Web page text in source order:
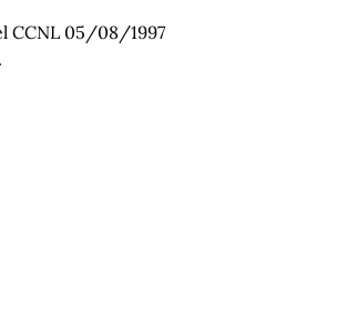
CCNL 05/08/1997